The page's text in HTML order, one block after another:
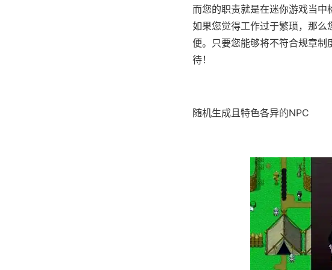
而您的职责就是在迷你游戏当中
如果您觉得工作过于繁琐，那
便。只要您能够将不符合规章
待！
随机生成且特色各异的NPC